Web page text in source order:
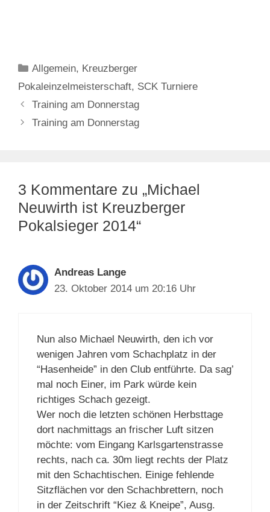
Kategorien
Allgemein, Kreuzberger
Pokaleinzelmeisterschaft, SCK Turniere
Training am Donnerstag
Training am Donnerstag
3 Kommentare zu „Michael
Neuwirth ist Kreuzberger
Pokalsieger 2014“
Andreas Lange
23. Oktober 2014 um 20:16 Uhr
Nun also Michael Neuwirth, den ich vor
wenigen Jahren vom Schachplatz in der
“Hasenheide” in den Club entführte. Da sag’
mal noch Einer, im Park würde kein
richtiges Schach gezeigt.
Wer noch die letzten schönen Herbsttage
dort nachmittags an frischer Luft sitzen
möchte: vom Eingang Karlsgartenstrasse
rechts, nach ca. 30m liegt rechts der Platz
mit den Schachtischen. Einige fehlende
Sitzflächen vor den Schachbrettern, noch
in der Zeitschrift “Kiez & Kneipe”, Ausg.